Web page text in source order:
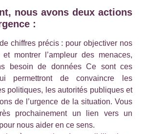
nous avons deux actions
:
chiffres précis : pour objectiver nos
et montrer l’ampleur des menaces,
besoin de données Ce sont ces
permettront de convaincre les
politiques, les autorités publiques et
de l’urgence de la situation. Vous
prochainement un lien vers un
nous aider en ce sens.